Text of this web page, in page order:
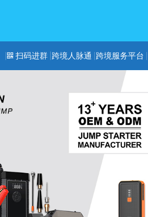
扫码进群 跨境人脉通 跨境服务平台